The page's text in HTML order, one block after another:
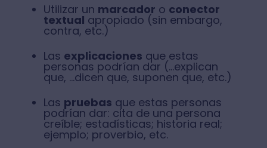
Utilizar un marcador o conector
textual apropiado (sin embargo,
contra, etc.)
Las explicaciones que estas
personas podrían dar (...explican
que, ...dicen que, suponen que, etc.)
Las pruebas que estas personas
podrían dar: cita de una persona
creíble; estadísticas; historia real;
ejemplo; proverbio, etc.